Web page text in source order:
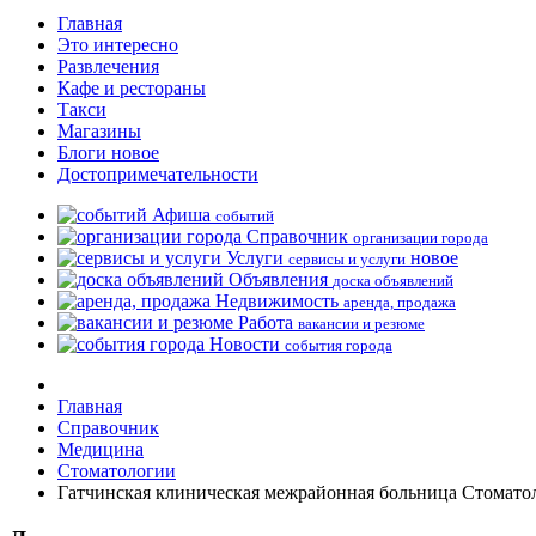
Главная
Это интересно
Развлечения
Кафе и рестораны
Такси
Магазины
Блоги новое
Достопримечательности
Афиша событий
Справочник организации города
Услуги сервисы и услуги новое
Объявления доска объявлений
Недвижимость аренда, продажа
Работа вакансии и резюме
Новости события города
Главная
Справочник
Медицина
Стоматологии
Гатчинская клиническая межрайонная больница